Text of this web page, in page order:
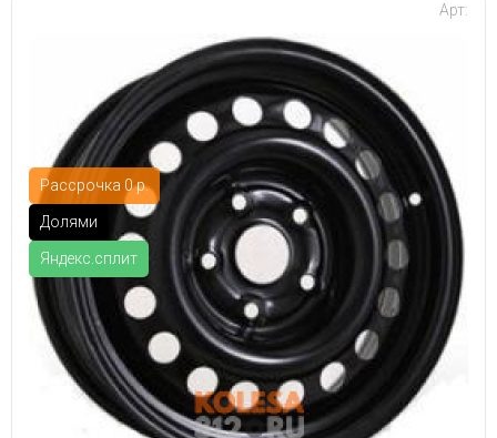
Рассрочка 0 р.
Долями
Яндекс.сплит
Арт: